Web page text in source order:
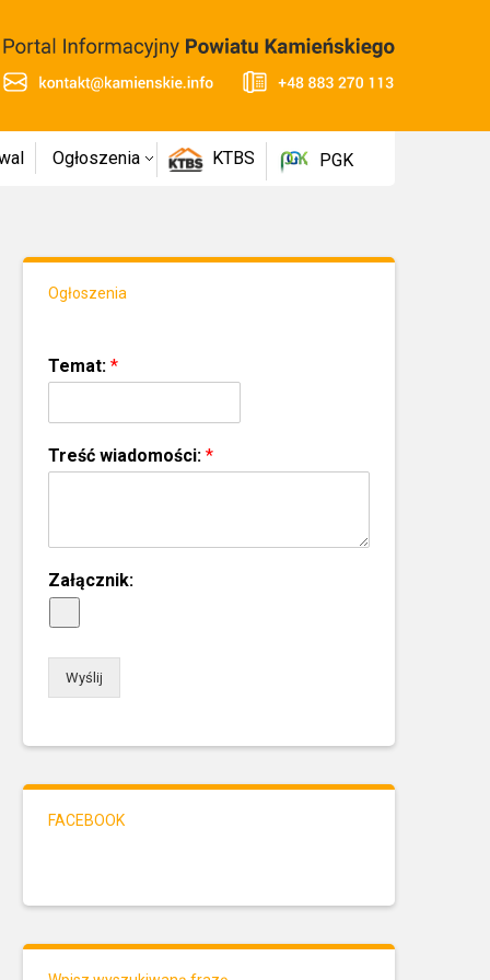
Ogłoszenia KTBS PGK
Ogłoszenia
Temat: *
Treść wiadomości: *
Załącznik:
Wyślij
FACEBOOK